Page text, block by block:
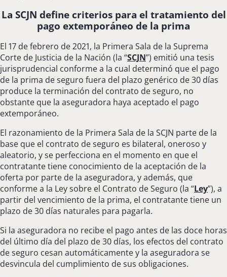
La SCJN define criterios para el tratamiento del
pago extemporáneo de la prima
El 17 de febrero de 2021, la Primera Sala de la Suprema
Corte de Justicia de la Nación (la “SCJN”) emitió una tesis
jurisprudencial conforme a la cual determinó que el pago
de la prima de seguro fuera del plazo genérico de 30 días
produce la terminación del contrato de seguro, no
obstante que la aseguradora haya aceptado el pago
extemporáneo.
El razonamiento de la Primera Sala de la SCJN parte de la
base que el contrato de seguro es bilateral, oneroso y
aleatorio, y se perfecciona en el momento en que el
contratante tiene conocimiento de la aceptación de la
oferta por parte de la aseguradora, y además, que
conforme a la Ley sobre el Contrato de Seguro (la “Ley”), a
partir del vencimiento de la prima, el contratante tiene un
plazo de 30 días naturales para pagarla.
Si la aseguradora no recibe el pago antes de las doce horas
del último día del plazo de 30 días, los efectos del contrato
de seguro cesan automáticamente y la aseguradora se
desvincula del cumplimiento de sus obligaciones.